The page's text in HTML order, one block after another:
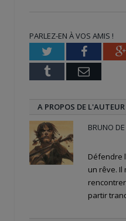
fenêtre) fenêtre)
PARLEZ-EN À VOS AMIS !
TwitterFacebook
Tumblr Email
A PROPOS DE L'AUTEUR
BRUNO
Défendre
un rêve. Il
partir